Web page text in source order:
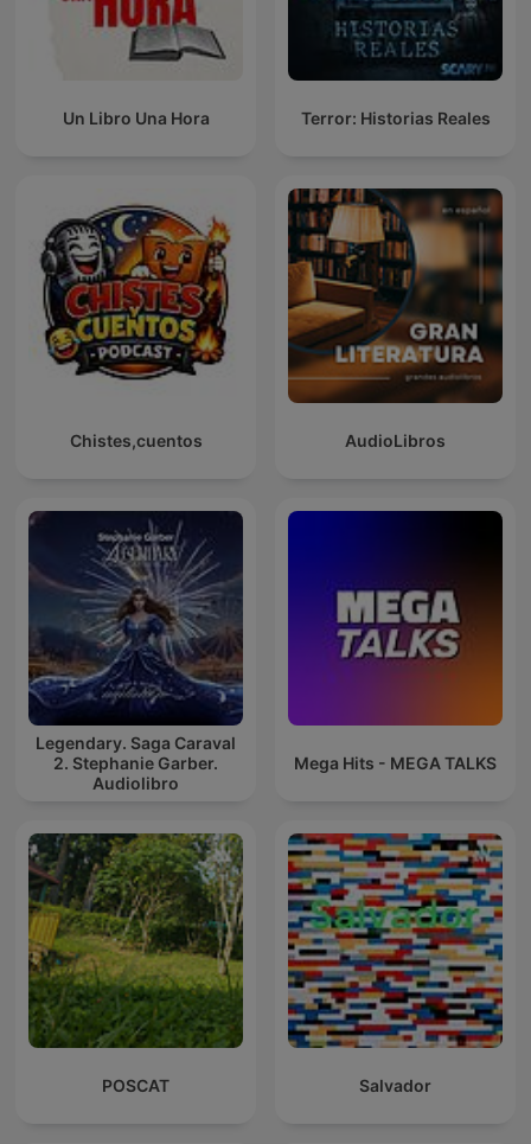
Un Libro Una Hora Terror: Historias Reales
Chistes,cuentos AudioLibros
Legendary. Saga Caraval
2. Stephanie Garber.
Audiolibro
Mega Hits - MEGA TALKS
POSCAT Salvador